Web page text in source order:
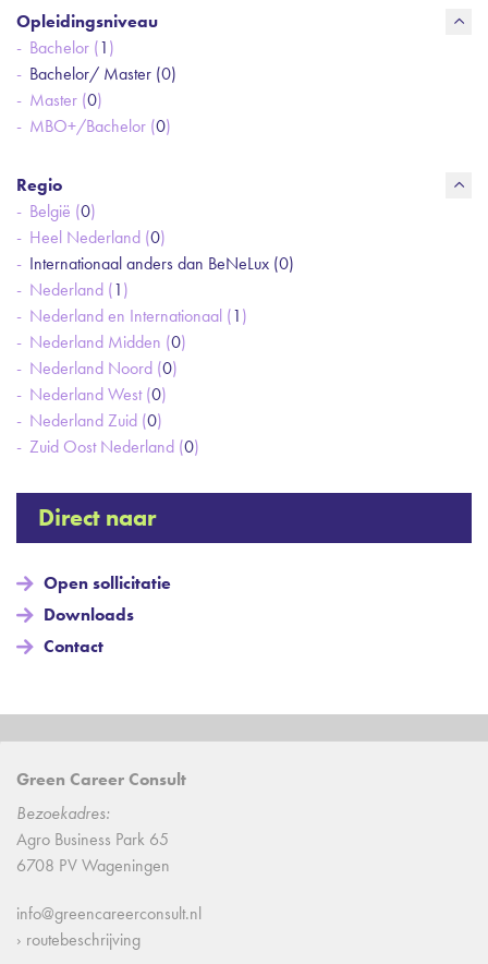
Opleidingsniveau
Bachelor (1)
Bachelor/ Master (0)
Master (0)
MBO+/Bachelor (0)
Regio
België (0)
Heel Nederland (0)
Internationaal anders dan BeNeLux (0)
Nederland (1)
Nederland en Internationaal (1)
Nederland Midden (0)
Nederland Noord (0)
Nederland West (0)
Nederland Zuid (0)
Zuid Oost Nederland (0)
Direct naar
Open sollicitatie
Downloads
Contact
Green Career Consult
Bezoekadres:
Agro Business Park 65
6708 PV Wageningen
info@greencareerconsult.nl
› routebeschrijving